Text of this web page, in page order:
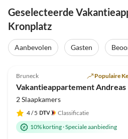
Geselecteerde
Kronplatz
Aanbevolen Gasten
Bruneck Populaire
Vakantieappartement Andreas
2 Slaapkamers
4/ 5
Classificatie
10% korting·Speciale aanbieding